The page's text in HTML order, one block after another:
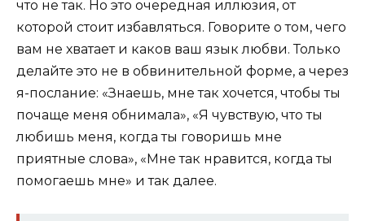
что не так. Но это очередная иллюзия, от
которой стоит избавляться. Говорите о том, чего
вам не хватает и каков ваш язык любви. Только
делайте это не в обвинительной форме, а через
я-послание: «Знаешь, мне так хочется, чтобы ты
почаще меня обнимала», «Я чувствую, что ты
любишь меня, когда ты говоришь мне
приятные слова», «Мне так нравится, когда ты
помогаешь мне» и так далее.